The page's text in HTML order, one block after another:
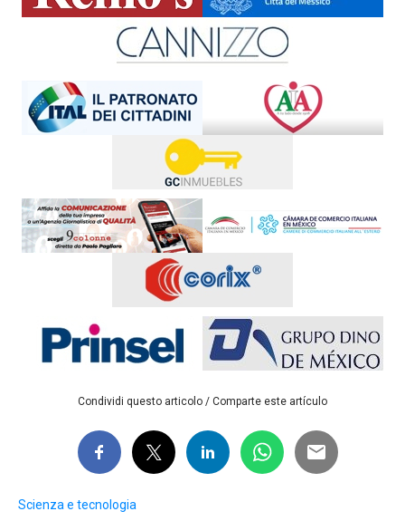
Condividi questo articolo / Comparte este artículo
Scienza e tecnologia